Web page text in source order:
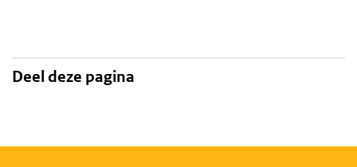
Deel deze pagina